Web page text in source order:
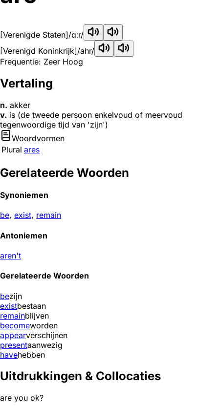
[Verenigde Staten]/ɑːr/
[Verenigd Koninkrijk]/ahr/
Frequentie: Zeer Hoog
Vertaling
n. akker
v. is (de tweede persoon enkelvoud of meervoud
tegenwoordige tijd van 'zijn')
Woordvormen
Plural ares
Gerelateerde Woorden
Synoniemen
be, exist, remain
Antoniemen
aren't
Gerelateerde Woorden
bezijn
existbestaan
remainblijven
becomeworden
appearverschijnen
presentaanwezig
havehebben
Uitdrukkingen & Collocaties
are you ok?